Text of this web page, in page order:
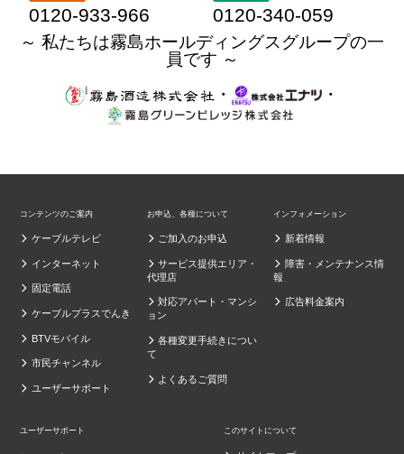
0120-933-966 0120-340-059
～ 私たちは霧島ホールディングスグループの一
員です ～
・
・
コンテンツのご案内
ケーブルテレビ
インターネット
固定電話
ケーブルプラスでんき
BTVモバイル
市民チャンネル
ユーザーサポート
お申込、各種について
ご加入のお申込
サービス提供エリア・
代理店
対応アパート・マンシ
ョン
各種変更手続きについ
て
よくあるご質問
インフォメーション
新着情報
障害・メンテナンス情
報
広告料金案内
ユーザーサポート このサイトについて